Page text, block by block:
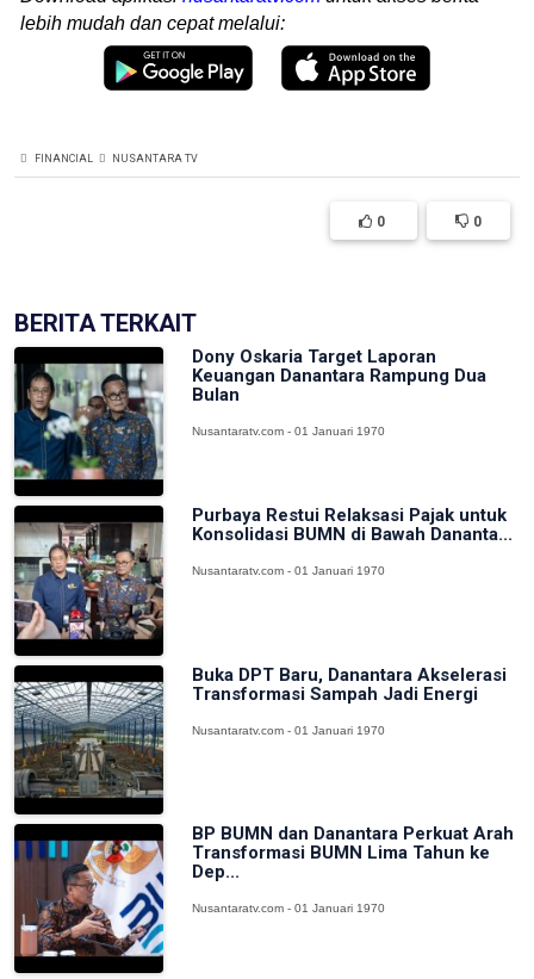
lebih mudah dan cepat melalui:
FINANCIAL NUSANTARA TV
0 0
BERITA TERKAIT
Dony Oskaria Target Laporan
Keuangan Danantara Rampung Dua
Bulan
Nusantaratv.com - 01 Januari 1970
Purbaya Restui Relaksasi Pajak untuk
Konsolidasi BUMN di Bawah Dananta...
Nusantaratv.com - 01 Januari 1970
Buka DPT Baru, Danantara Akselerasi
Transformasi Sampah Jadi Energi
Nusantaratv.com - 01 Januari 1970
BP BUMN dan Danantara Perkuat Arah
Transformasi BUMN Lima Tahun ke
Dep...
Nusantaratv.com - 01 Januari 1970